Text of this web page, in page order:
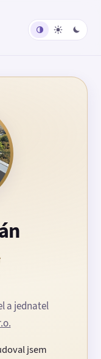
a jednatel
jsem